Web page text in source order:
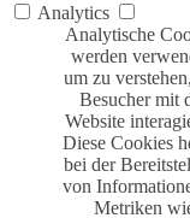
Analytics
Analytische
werden
um zu
Besucher mit
Website
Diese Cookies
bei der
von
Metriken